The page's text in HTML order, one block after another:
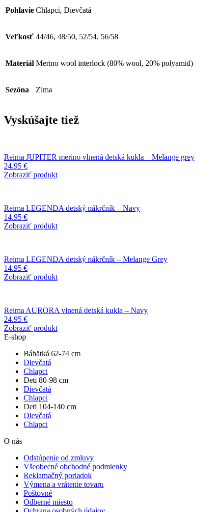
Pohlavie Chlapci, Dievčatá
Veľkosť 44/46, 48/50, 52/54, 56/58
Materiál Merino wool interlock (80% wool, 20% polyamid)
Sezóna Zima
Vyskúšajte tiež
Reima JUPITER merino vlnená detská kukla – Melange grey
24.95 €
Zobraziť produkt
Reima LEGENDA detský nákrčník – Navy
14.95 €
Zobraziť produkt
Reima LEGENDA detský nákrčník – Melange Grey
14.95 €
Zobraziť produkt
Reima AURORA vlnená detská kukla – Navy
24.95 €
Zobraziť produkt
E-shop
Bábätká 62-74 cm
Dievčatá
Chlapci
Deti 80-98 cm
Dievčatá
Chlapci
Deti 104-140 cm
Dievčatá
Chlapci
O nás
Odstúpenie od zmluvy
Všeobecné obchodné podmienky
Reklamačný poriadok
Výmena a vrátenie tovaru
Poštovné
Odberné miesto